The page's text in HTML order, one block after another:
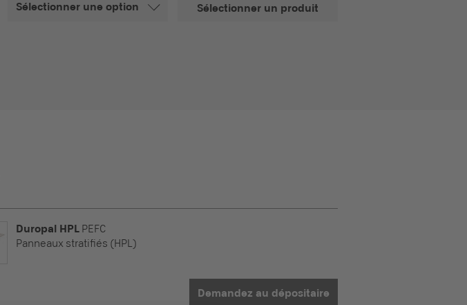
Sélectionner une option Sélectionner un produit
Duropal HPL PEFC
Panneaux stratifiés (HPL)
Demandez au dépositaire